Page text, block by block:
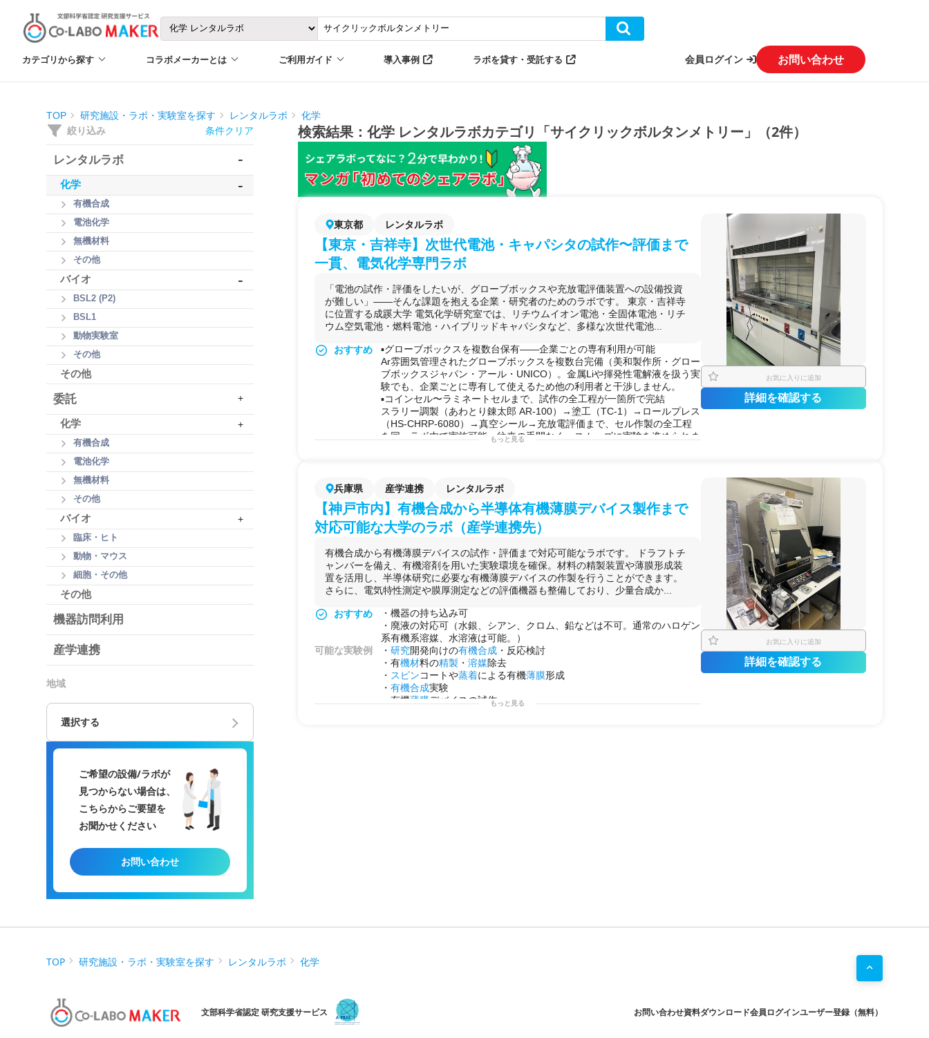
カテゴリから探す コラボメーカーとは ご利用ガイド 導入事例 ラボを貸す・受託する 会員ログイン お問い合わせ
TOP 研究施設・ラボ・実験室を探す レンタルラボ 化学
絞り込み 条件クリア
レンタルラボ -
化学 -
有機合成
電池化学
無機材料
その他
バイオ -
BSL2 (P2)
BSL1
動物実験室
その他
その他
委託 +
化学 +
有機合成
電池化学
無機材料
その他
バイオ +
臨床・ヒト
動物・マウス
細胞・その他
その他
機器訪問利用
産学連携
地域
選択する
ご希望の設備/ラボが
見つからない場合は、
こちらからご要望を
お聞かせください
お問い合わせ
検索結果：化学 レンタルラボカテゴリ「サイクリックボルタンメトリー」（2件）
東京都 レンタルラボ
【東京・吉祥寺】次世代電池・キャパシタの試作〜評価まで
一貫、電気化学専門ラボ
「電池の試作・評価をしたいが、グローブボックスや充放電評価装置への設備投資
が難しい」——そんな課題を抱える企業・研究者のためのラボです。 東京・吉祥寺
に位置する成蹊大学 電気化学研究室では、リチウムイオン電池・全固体電池・リチ
ウム空気電池・燃料電池・ハイブリッドキャパシタなど、多様な次世代電池...
おすすめ
▪️グローブボックスを複数台保有——企業ごとの専有利用が可能
Ar雰囲気管理されたグローブボックスを複数台完備（美和製作所・グロー
ブボックスジャパン・アール・UNICO）。金属Liや揮発性電解液を扱う実
験でも、企業ごとに専有して使えるため他の利用者と干渉しません。
▪️コインセル〜ラミネートセルまで、試作の全工程が一箇所で完結
スラリー調製（あわとり錬太郎 AR-100）→塗工（TC-1）→ロールプレス
（HS-CHRP-6080）→真空シール→充放電評価まで、セル作製の全工程
を同一ラボ内で実施可能。往来の手間なく、スムーズに実験を進められま
担当教授はリチウム空気電池・ハイブリッドキャパシタ・電解質分子設計
電池実験」から「予算獲得前のコンサル相談」まで柔軟に対応します。
▪️14台の充放電試験機で多条件の並行スクリーニングが可能
北斗電工 HJ1001SD8を14台保有。多条件の並行スクリーニングや長期サ
イクル試験をまとめて実施できます。
可能な実験例
・ 電池の試作
リチウムイオン電池 （コインセル・ラミネートセル）の試作 / 全固体電池
セルの作製 /リチウム空気電池の試作 /ハイブリッドキャパシタの作製 /
燃料電池の作製
・電気化学評価
定 電流充放電試験・長期サイクル試験 / 交流インピーダンス測定（EIS） /
サイクリックボルタンメトリー
（
ディスク電極による触媒活性評価
・材料・構造分析
Ar雰囲気下での 電極表面 SPM観察（SPM-9700） / 紫外可視・
分光分析 / 熱重量示差
ン質量分析・ガスクロ定量分析
もっと見る
お気に入りに追加
詳細を確認する
兵庫県 産学連携 レンタルラボ
【神戸市内】有機合成から半導体有機薄膜デバイス製作まで
対応可能な大学のラボ（産学連携先）
有機合成から有機薄膜デバイスの試作・評価まで対応可能なラボです。 ドラフトチ
ャンバーを備え、有機溶剤を用いた実験環境を確保。材料の精製装置や薄膜形成装
置を活用し、半導体研究に必要な有機薄膜デバイスの作製を行うことができます。
さらに、電気特性測定や膜厚測定などの評価機器も整備しており、少量合成か...
おすすめ
・機器の持ち込み可
・廃液の対応可（水銀、シアン、クロム、鉛などは不可。通常のハロゲン
系有機系溶媒、水溶液は可能。）
可能な実験例
・研究開発向けの有機合成 ・反応検討
・有機材料の精製 ・溶媒除去
・ スピンコートや蒸着による有機薄膜形成
・有機合成実験
・有機薄膜デバイスの試作もっと見る
お気に入りに追加
詳細を確認する
TOP 研究施設・ラボ・実験室を探す レンタルラボ 化学
文部科学省認定 研究支援サービス お問い合わせ資料ダウンロード会員ログインユーザー登録（無料）